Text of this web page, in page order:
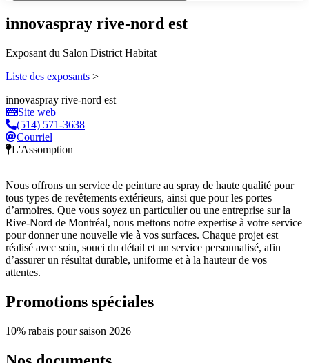
innovaspray rive-nord est
Exposant du Salon District Habitat
Liste des exposants >
innovaspray rive-nord est
Site web
(514) 571-3638
Courriel
L'Assomption
Nous offrons un service de peinture au spray de haute qualité pour
tous types de revêtements extérieurs, ainsi que pour les portes
d’armoires. Que vous soyez un particulier ou une entreprise sur la
Rive-Nord de Montréal, nous mettons notre expertise à votre service
pour donner une nouvelle vie à vos surfaces. Chaque projet est
réalisé avec soin, souci du détail et un service personnalisé, afin
d’assurer un résultat durable, uniforme et à la hauteur de vos
attentes.
Promotions spéciales
10% rabais pour saison 2026